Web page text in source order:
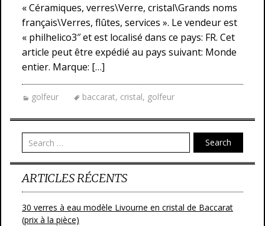
« Céramiques, verres\Verre, cristal\Grands noms
français\Verres, flûtes, services ». Le vendeur est
« philhelico3″ et est localisé dans ce pays: FR. Cet
article peut être expédié au pays suivant: Monde
entier. Marque: […]
golfeur baccarat, cristal, golfeur
Search
ARTICLES RÉCENTS
30 verres à eau modèle Livourne en cristal de Baccarat
(prix à la pièce)